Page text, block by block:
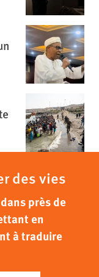
des vies
près de
en
à traduire